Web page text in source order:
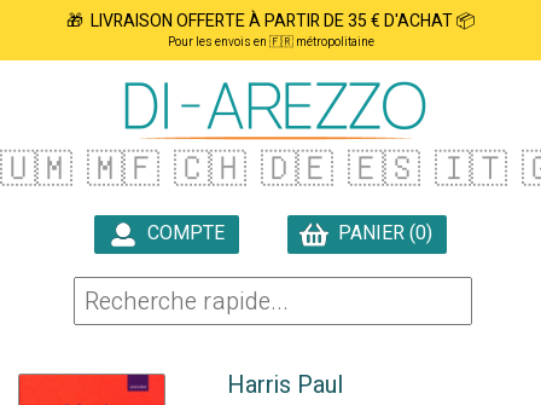
🎁 LIVRAISON OFFERTE À PARTIR DE 35 € D'ACHAT 📦
Pour les envois en 🇫🇷 métropolitaine
🇺🇲 🇲🇫 🇨🇭 🇩🇪 🇪🇸 🇮🇹
COMPTE
PANIER (0)
Harris Paul